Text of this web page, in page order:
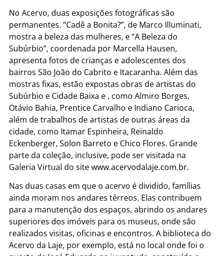
No Acervo, duas exposições fotográficas são
permanentes. “Cadê a Bonita?”, de Marco Illuminati,
mostra a beleza das mulheres, e “A Beleza do
Subúrbio”, coordenada por Marcella Hausen,
apresenta fotos de crianças e adolescentes dos
bairros São João do Cabrito e Itacaranha. Além das
mostras fixas, estão expostas obras de artistas do
Subúrbio e Cidade Baixa e , como Almiro Borges,
Otávio Bahia, Prentice Carvalho e Indiano Carioca,
além de trabalhos de artistas de outras áreas da
cidade, como Itamar Espinheira, Reinaldo
Eckenberger, Solon Barreto e Chico Flores. Grande
parte da coleção, inclusive, pode ser visitada na
Galeria Virtual do site www.acervodalaje.com.br.
Nas duas casas em que o acervo é dividido, famílias
ainda moram nos andares térreos. Elas contribuem
para a manutenção dos espaços, abrindo os andares
superiores dos imóveis para os museus, onde são
realizados visitas, oficinas e encontros. A biblioteca do
Acervo da Laje, por exemplo, está no local onde foi o